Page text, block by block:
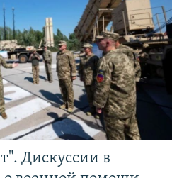
Дискуссии в